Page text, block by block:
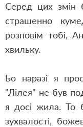
Серед цих змін
страшенно
розповім тобі,
хвильку.
Бо наразі я
"Лілея" не був
я досі жила. То
зухвалості,